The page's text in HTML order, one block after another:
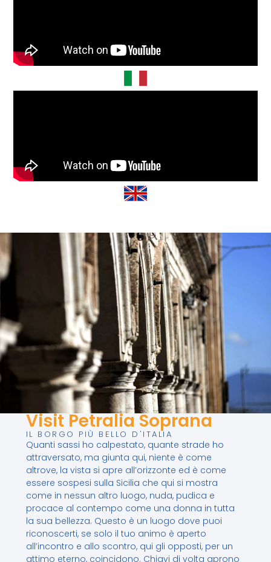
Visit Petralia Soprana
IL BORGO PIÙ BELLO D'ITALIA
Quanti sassi ho calpestato, quante strade ho
attraversato, ma giunta qui, niente è come
altrove, la vista si apre all’orizzonte ed è come
essere sospesi sulla Sicilia che qui si mostra
come in nessun altro luogo, nuda, pudica e
procace al contempo come una donna in tutta
la sua bellezza. Questo è un luogo dove puoi
riconoscerti, se solo il tuo animo è aperto
all’incontro e allo scontro, qui gli opposti, per un
attimo eterno, coincidono. Chiavi di volta aprono